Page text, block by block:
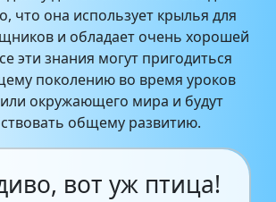
что она использует крылья для
и обладает очень хорошей
эти знания могут пригодиться
поколению во время уроков
окружающего мира и будут
общему развитию.
вот уж птица!